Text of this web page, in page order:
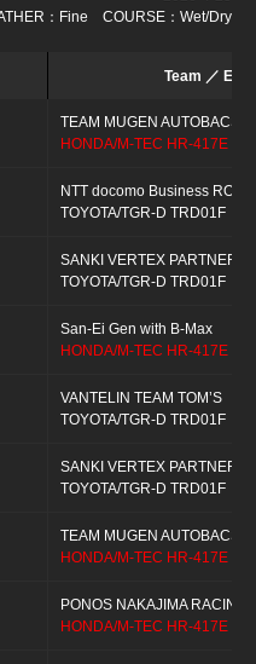
：Fine COURSE：Wet/Dry
Team ／
TEAM MUGEN AUTOBACS
HONDA/M-TEC HR-417E
NTT docomo Business
TOYOTA/TGR-D TRD01F
SANKI VERTEX PARTNERS
TOYOTA/TGR-D TRD01F
San-Ei Gen with B-Max
HONDA/M-TEC HR-417E
VANTELIN TEAM TOM’S
TOYOTA/TGR-D TRD01F
SANKI VERTEX PARTNERS
TOYOTA/TGR-D TRD01F
TEAM MUGEN AUTOBACS
HONDA/M-TEC HR-417E
PONOS NAKAJIMA RACING
HONDA/M-TEC HR-417E